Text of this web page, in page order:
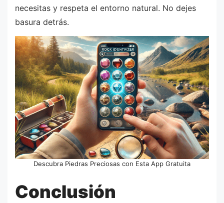
necesitas y respeta el entorno natural. No dejes
basura detrás.
Descubra Piedras Preciosas con Esta App Gratuita
Conclusión